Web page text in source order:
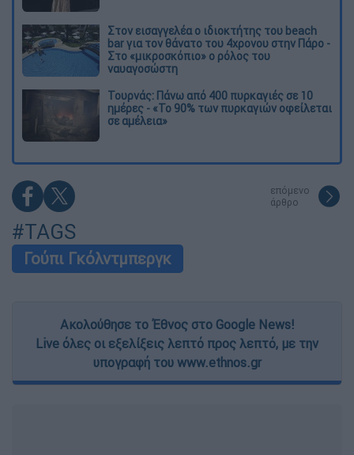
Στον εισαγγελέα ο ιδιοκτήτης του beach
bar για τον θάνατο του 4χρονου στην Πάρο -
Στο «μικροσκόπιο» ο ρόλος του
ναυαγοσώστη
Τουρνάς: Πάνω από 400 πυρκαγιές σε 10
ημέρες - «Το 90% των πυρκαγιών οφείλεται
σε αμέλεια»
επόμενο
άρθρο
#TAGS
Γούπι Γκόλντμπεργκ
Ακολούθησε το Έθνος στο Google News!
Live όλες οι εξελίξεις λεπτό προς λεπτό, με την
υπογραφή του www.ethnos.gr